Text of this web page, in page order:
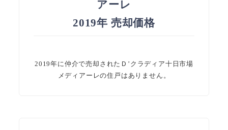
アーレ
2019年 売却価格
2019年に仲介で売却されたＤ’クラディア十日市場
メディアーレの住戸はありません。